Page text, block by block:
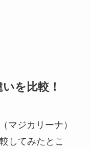
を比較！
マジカリーナ）
してみたとこ